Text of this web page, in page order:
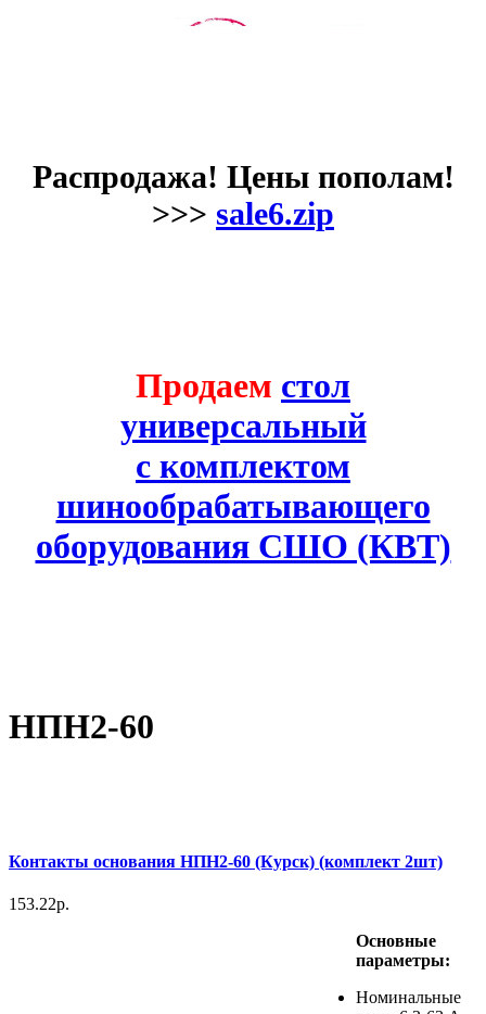
Распродажа! Цены пополам!
>>> sale6.zip
Продаем стол
универсальный
с комплектом
шинообрабатывающего
оборудования СШО (КВТ)
НПН2-60
Контакты основания НПН2-60 (Курск) (комплект 2шт)
153.22р.
Основные
параметры:
Номинальные